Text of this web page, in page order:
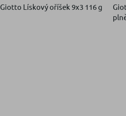
Giotto Lískový oříšek 9x3 116 g